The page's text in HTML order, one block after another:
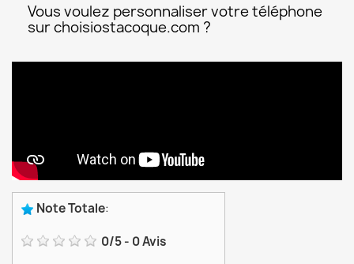
Vous voulez personnaliser votre téléphone
sur choisiostacoque.com ?
Note Totale:
0/5- 0Avis